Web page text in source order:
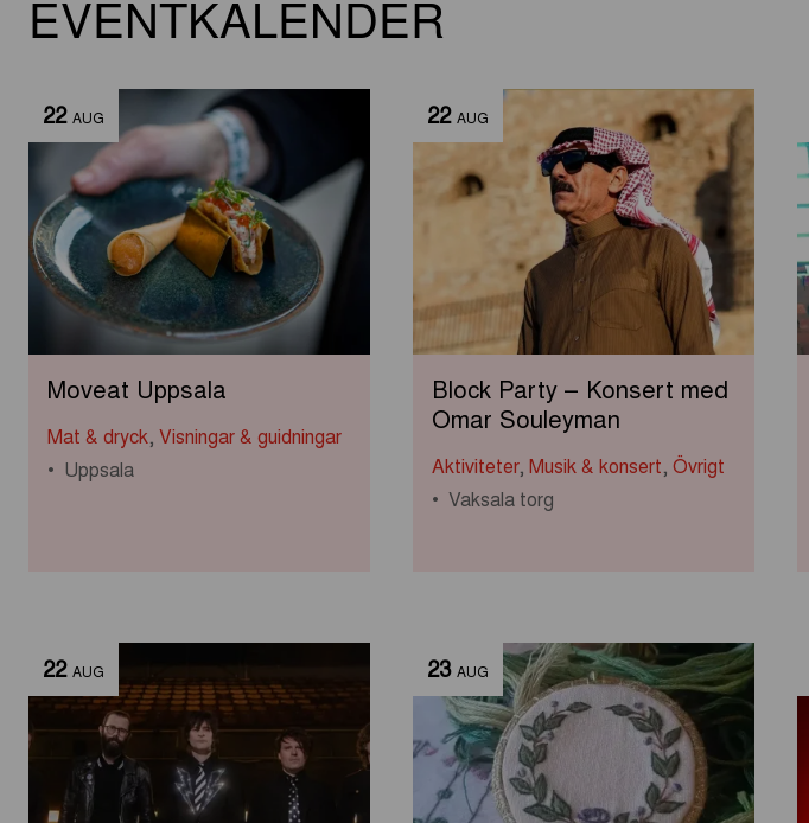
EVENTKALENDER
22 AUG
Moveat Uppsala
Mat & dryck, Visningar & guidningar
Uppsala
22 AUG
Block Party – Konsert med
Omar Souleyman
Aktiviteter, Musik & konsert, Övrigt
Vaksala torg
22 AUG 23 AUG